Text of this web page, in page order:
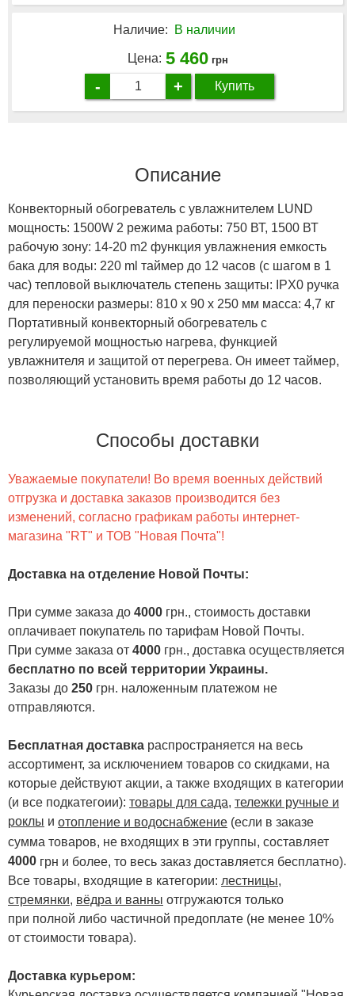
Наличие: В наличии
Цена: 5 460 грн
- + Купить
Описание
Конвекторный обогреватель с увлажнителем LUND
мощность: 1500W 2 режима работы: 750 ВТ, 1500 ВТ
рабочую зону: 14-20 m2 функция увлажнения емкость
бака для воды: 220 ml таймер до 12 часов (с шагом в 1
час) тепловой выключатель степень защиты: IPX0 ручка
для переноски размеры: 810 x 90 x 250 мм масса: 4,7 кг
Портативный конвекторный обогреватель с
регулируемой мощностью нагрева, функцией
увлажнителя и защитой от перегрева. Он имеет таймер,
позволяющий установить время работы до 12 часов.
Способы доставки
Уважаемые покупатели! Во время военных действий
отгрузка и доставка заказов производится без
изменений, согласно графикам работы интернет-
магазина "RT" и ТОВ "Новая Почта"!
Доставка на отделение Новой Почты:
При сумме заказа до 4000 грн., стоимость доставки
оплачивает покупатель по тарифам Новой Почты.
При сумме заказа от 4000 грн., доставка осуществляется
бесплатно по всей территории Украины.
Заказы до 250 грн. наложенным платежом не
отправляются.
Бесплатная доставка распространяется на весь
ассортимент, за исключением товаров со скидками, на
которые действуют акции, а также входящих в категории
(и все подкатегоии): товары для сада, тележки ручные и
роклы и отопление и водоснабжение (если в заказе
сумма товаров, не входящих в эти группы, составляет
4000 грн и более, то весь заказ доставляется бесплатно).
Все товары, входящие в категории: лестницы,
стремянки, вёдра и ванны отгружаются только
при полной либо частичной предоплате (не менее 10%
от стоимости товара).
Доставка курьером: